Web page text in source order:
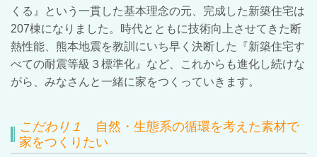
くる』と いう一貫した基本理念の元、完成した新築住宅は
207棟になりました。時代とともに技術向上させてきた断
熱性能、熊本地震を教訓にいち早く決断した『新築住宅す
べての耐震等級３標準化』など、これからも進化し続けな
がら、みなさんと一緒に家をつくっていきます。
こだわり １ 自然・生態系の循環を考えた素材で
家をつくりたい